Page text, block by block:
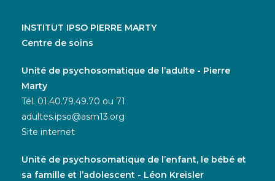
INSTITUT IPSO PIERRE MARTY
Centre de soins
Unité de psychosomatique de l’adulte - Pierre
Marty
Tél. 01.40.79.49.70 ou 71
adultes.ipso@asm13.org
Site internet
Unité de psychosomatique de l’enfant, le bébé et
sa famille et l’adolescent - Léon Kreisler